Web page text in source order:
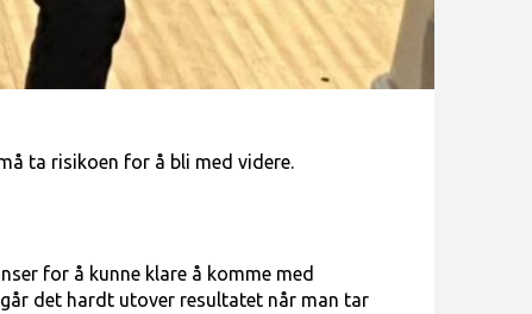
ta risikoen for å bli med videre.
for å kunne klare å komme med
det hardt utover resultatet når man tar